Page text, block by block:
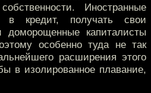
Иностранные
в кредит, получать свои
капиталисты
особенно туда не так
расширения этого
в изолированное плавание,